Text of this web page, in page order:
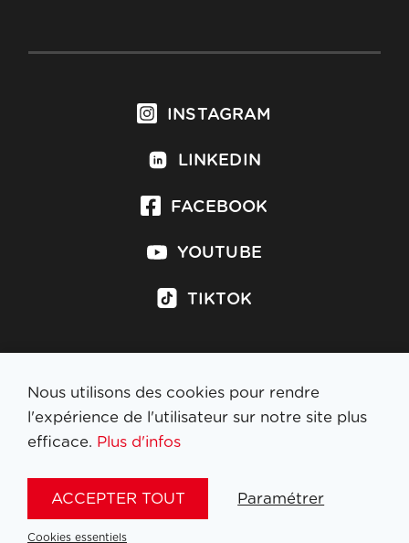
INSTAGRAM
LINKEDIN
FACEBOOK
YOUTUBE
TIKTOK
S'inscrire à la newsletter
Nous utilisons des cookies pour rendre
l'expérience de l'utilisateur sur notre site plus
efficace. Plus d'infos
ACCEPTER TOUT Paramétrer
Cookies essentiels